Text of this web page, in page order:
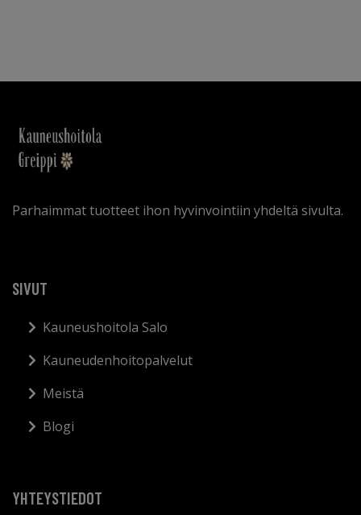
Parhaimmat tuotteet ihon hyvinvointiin yhdeltä sivulta.
SIVUT
Kauneushoitola Salo
Kauneudenhoitopalvelut
Meistä
Blogi
YHTEYSTIEDOT